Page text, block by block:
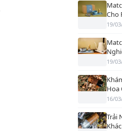
Cho
19/
19/
Hoa
16/
Trải